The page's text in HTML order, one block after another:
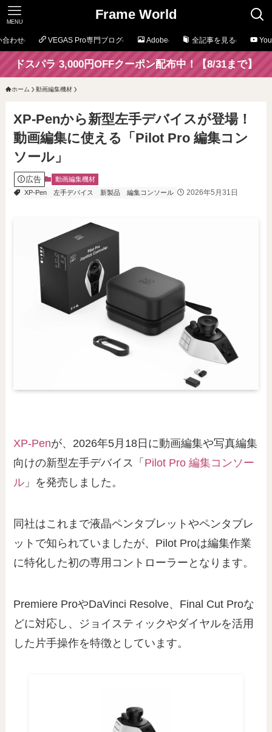
Frame World
MENU
わせ VEGAS Pro専門ブログ Adobe 全記事を見る
ドスパラ 3,000円OFFクーポン配布中！【8/31まで】
ホーム 動画編集機材
XP-Penから新型左手デバイスが登場！
動画編集に使える「Pilot Pro 編集コン
ソール」
広告
動画編集機材
XP-Pen
左手デバイス 新製品 編集コンソール 2026年5月31日
XP-Penが、2026年5月18日に動画編集や写真編集
向けの新型左手デバイス「 Pilot Pro 編集コンソー
ル 」を発売しました。
同社はこれまで液晶ペンタブレットやペンタブレ
ットで知られていましたが、Pilot Proは編集作業
に特化した初の専用コントローラーとなります。
Premiere ProやDaVinci Resolve、Final Cut Proな
どに対応し、ジョイスティックやダイヤルを活用
した片手操作を特徴としています。